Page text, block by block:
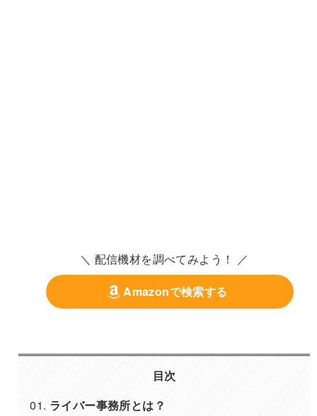
＼ 配信機材を調べてみよう！ ／
Amazonで検索する
目次
ライバー事務所とは？